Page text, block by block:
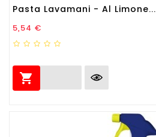
Pasta Lavamani - Al Limone...
Prezzo
5,54 €
